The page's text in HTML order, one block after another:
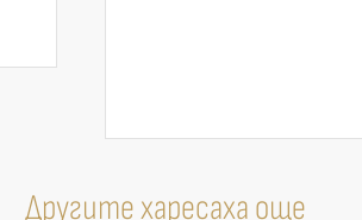
Другите харесаха още